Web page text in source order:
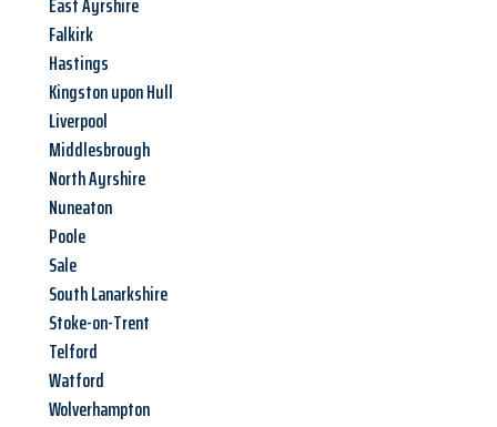
Falkirk
Hastings
Kingston upon Hull
Liverpool
Middlesbrough
North Ayrshire
Nuneaton
Poole
Sale
South Lanarkshire
Stoke-on-Trent
Telford
Watford
Wolverhampton